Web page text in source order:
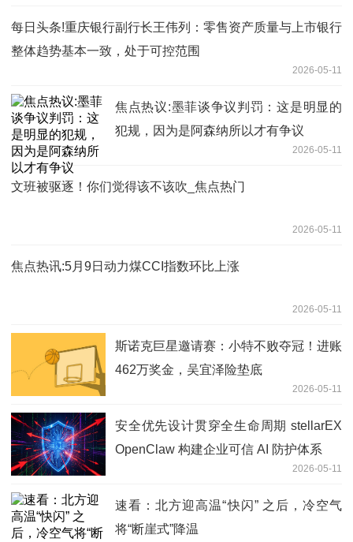
每日头条!重庆银行副行长王伟列：零售资产质量与上市银行
整体趋势基本一致，处于可控范围
2026-05-11
焦点热议:墨菲谈争议判罚：这是明显的
犯规，因为是阿森纳所以才有争议
2026-05-11
文班被驱逐！你们觉得该不该吹_焦点热门
2026-05-11
焦点热讯:5月9日动力煤CCI指数环比上涨
2026-05-11
斯诺克巨星邀请赛：小特不败夺冠！进账
462万奖金，吴宜泽险垫底
2026-05-11
安全优先设计贯穿全生命周期 stellarEX
OpenClaw 构建企业可信 AI 防护体系
2026-05-11
速看：北方迎高温“快闪” 之后，冷空气
将“断崖式”降温